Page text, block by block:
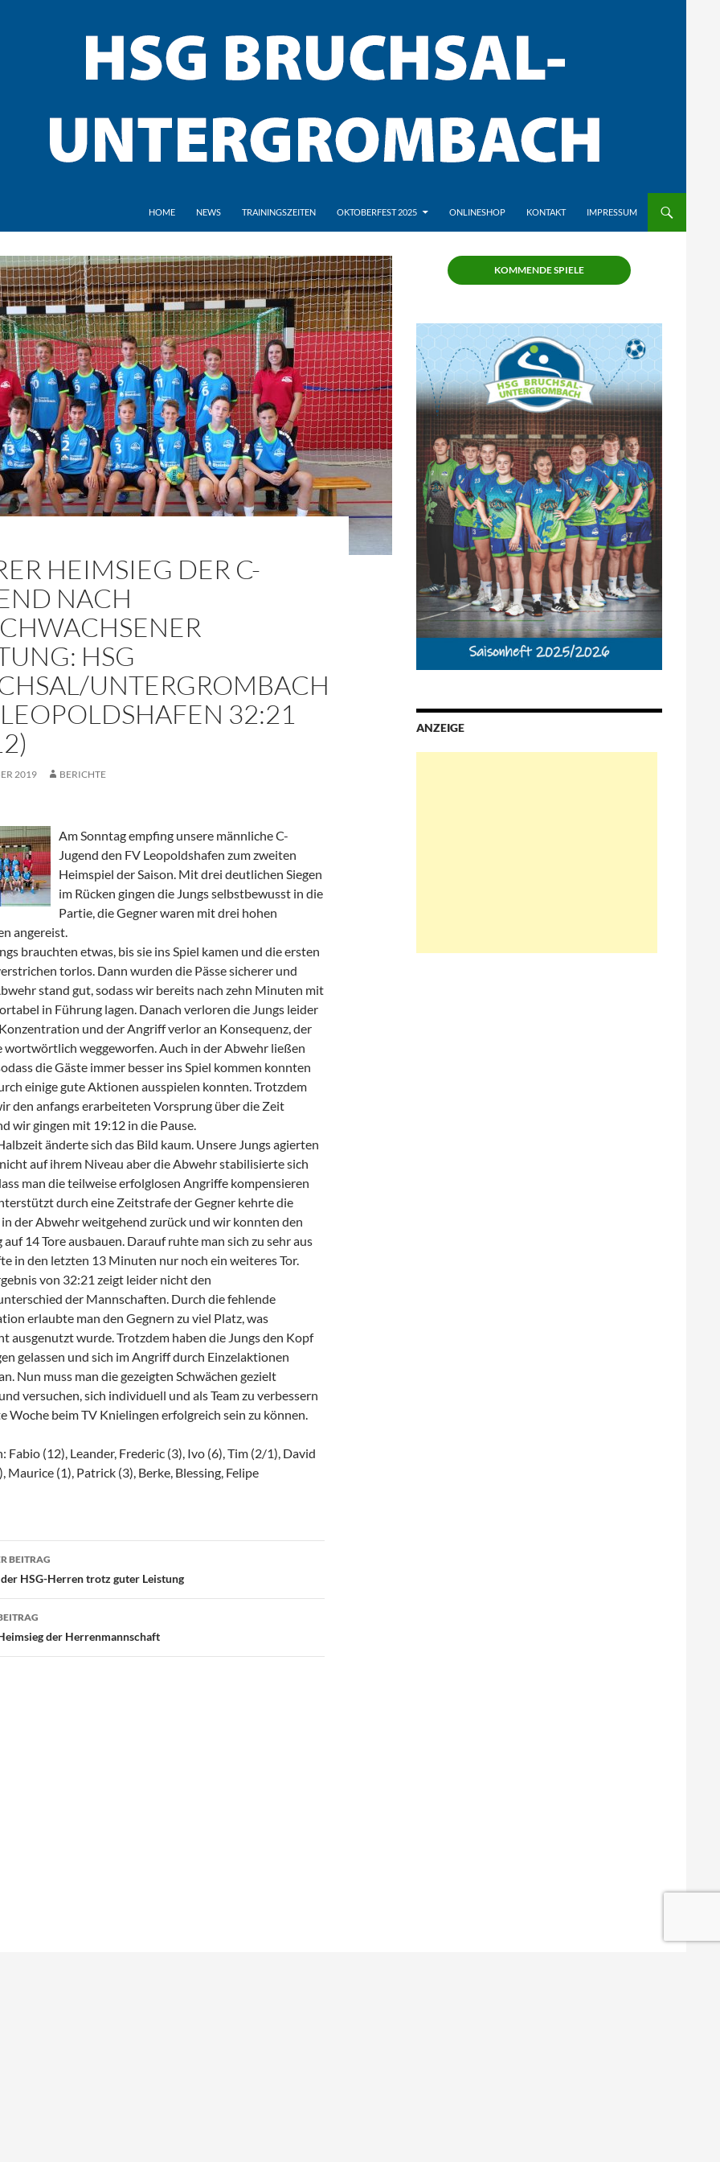
HOME NEWS TRAININGSZEITEN OKTOBERFEST 2025 ONLINESHOP KONTAKT IMPRESSUM
HEIMSIEG DER C-
NACH
HSG
UNTERGROMBACH
32:21
2019 BERICHTE
Am Sonntag empfing unsere männliche C-
Jugend den FV Leopoldshafen zum zweiten
Heimspiel der Saison. Mit drei deutlichen Siegen
im Rücken gingen die Jungs selbstbewusst in die
Partie, die Gegner waren mit drei hohen
angereist.
brauchten etwas, bis sie ins Spiel kamen und die ersten
torlos. Dann wurden die Pässe sicherer und
stand gut, sodass wir bereits nach zehn Minuten mit
in Führung lagen. Danach verloren die Jungs leider
und der Angriff verlor an Konsequenz, der
wortwörtlich weggeworfen. Auch in der Abwehr ließen
die Gäste immer besser ins Spiel kommen konnten
einige gute Aktionen ausspielen konnten. Trotzdem
den anfangs erarbeiteten Vorsprung über die Zeit
wir gingen mit 19:12 in die Pause.
änderte sich das Bild kaum. Unsere Jungs agierten
auf ihrem Niveau aber die Abwehr stabilisierte sich
man die teilweise erfolglosen Angriffe kompensieren
durch eine Zeitstrafe der Gegner kehrte die
der Abwehr weitgehend zurück und wir konnten den
14 Tore ausbauen. Darauf ruhte man sich zu sehr aus
in den letzten 13 Minuten nur noch ein weiteres Tor.
von 32:21 zeigt leider nicht den
der Mannschaften. Durch die fehlende
erlaubte man den Gegnern zu viel Platz, was
ausgenutzt wurde. Trotzdem haben die Jungs den Kopf
gelassen und sich im Angriff durch Einzelaktionen
Nun muss man die gezeigten Schwächen gezielt
versuchen, sich individuell und als Team zu verbessern
Woche beim TV Knielingen erfolgreich sein zu können.
Fabio (12), Leander, Frederic (3), Ivo (6), Tim (2/1), David
Maurice (1), Patrick (3), Berke, Blessing, Felipe
BEITRAG
HSG-Herren trotz guter Leistung
der Herrenmannschaft
KOMMENDE SPIELE
ANZEIGE